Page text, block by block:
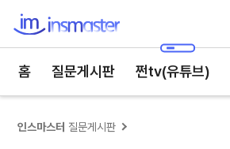
홈 질문게시판 쩐tv(유튜브)
인스마스터 질문게시판